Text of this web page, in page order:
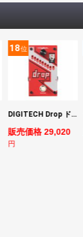
18位
DIGITECH Drop ドロップ・リチューニング・エフェクト
販売価格 29,020
円